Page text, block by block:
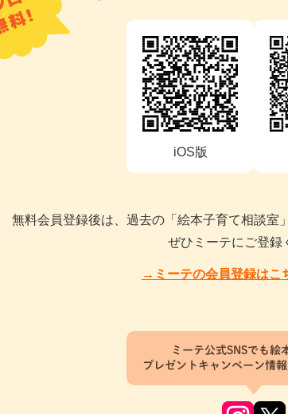
iOS版
無料会員登録後は、過去の「絵本子育て相談室
ぜひミーテにご登録
→ミーテの会員登録はこ
ミーテ公式SNSでも絵
プレゼントキャンペーン情報